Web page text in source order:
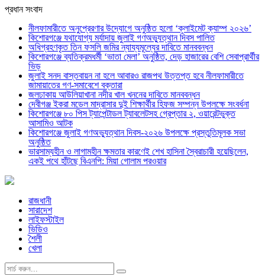
প্রধান সংবাদ
নীলফামারীতে অনুপ্রেরণার উদ্যোগে অনুষ্ঠিত হলো ‘ক্লাইমেট ক্যাম্প ২০২৬’
কিশোরগঞ্জে যথাযোগ্য মর্যাদায় জুলাই গণঅভ্যুত্থান দিবস পালিত
অধিগ্রহণকৃত তিন ফসলি জমির ন্যায্যমূল্যের দাবিতে মানববন্ধন
কিশোরগঞ্জে ব্যতিক্রমধর্মী ‘ভাতা মেলা’ অনুষ্ঠিত, দেড় হাজারের বেশি সেবাপ্রার্থীর
ভিড়
জুলাই সনদ বাস্তবায়ন না হলে আবারও রাজপথ উত্তপ্ত হবে নীলফামারীতে
জামায়াতের গণ-সমাবেশে বক্তারা
জলঢাকায় আউলিয়াখানা নদীর খাল খননের দাবিতে মানববন্ধন
দেবীগঞ্জ ইকরা মডেল মাদ্রাসার দুই শিক্ষার্থীর হিফজ সম্পন্ন উপলক্ষে সংবর্ধনা
কিশোরগঞ্জে ৮০ পিস ট্যাপেন্টাডল ট্যাবলেটসহ গ্রেপ্তার ২, ওয়ারেন্টভুক্ত
আসামিও আটক
কিশোরগঞ্জে জুলাই গণঅভ্যুত্থান দিবস-২০২৬ উপলক্ষে প্রস্তুতিমূলক সভা
অনুষ্ঠিত
ভারসাম্যহীন ও লাগামহীন ক্ষমতার কারণেই শেখ হাসিনা স্বৈরাচারী হয়েছিলেন,
একই পথে হাঁটছে বিএনপি: মিয়া গোলাম পরওয়ার
রাজধানী
সারাদেশ
লাইফস্টাইল
ভিডিও
শৈলী
খেলা